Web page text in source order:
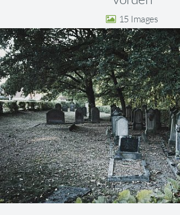
15